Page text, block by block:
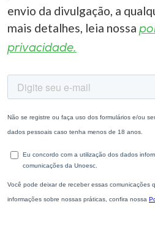
envio da divulgação, a
mais detalhes, leia nossa
privacidade.